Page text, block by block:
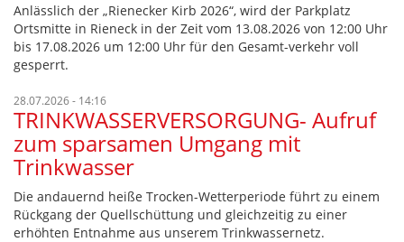
Anlässlich der „Rienecker Kirb 2026“, wird der Parkplatz
Ortsmitte in Rieneck in der Zeit vom 13.08.2026 von 12:00 Uhr
bis 17.08.2026 um 12:00 Uhr für den Gesamt-verkehr voll
gesperrt.
28.07.2026 - 14:16
TRINKWASSERVERSORGUNG- Aufruf
zum sparsamen Umgang mit
Trinkwasser
Die andauernd heiße Trocken-Wetterperiode führt zu einem
Rückgang der Quellschüttung und gleichzeitig zu einer
erhöhten Entnahme aus unserem Trinkwassernetz.